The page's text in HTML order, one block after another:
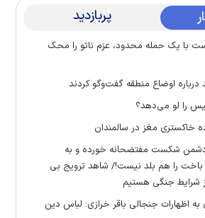
پربازدید
با یک حمله محدود، عزم ناتو را محک
اوضاع منطقه گفت‌وگو کردند
را لو می‌دهد؟
شکست مفتضحانه خورده و به
باخت را هم بلد نیست!/ شاهد ترویج بی
شرایط جنگی هستیم
اظهارات جنجالی باقر خرازی: لباس دین